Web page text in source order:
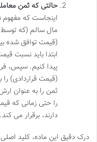
حالتی که ثمن
اینجاست که
مال سالم (که
(قیمت توافق شده
ابتدا باید نسبت
پیدا کنیم. سپس،
(قیمت قراردادی)
ثمن را به عنوان
را حتی زمانی که
دارند، برقرار می کند.
درک دقیق این ماده، کلید